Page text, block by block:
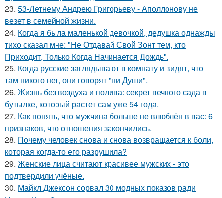
23. 53-Летнему Андрею Григорьеву - Аполлонову не
везет в семейной жизни.
24. Когда я была маленькой девочкой, дедушка однажды
тихо сказал мне: "Не Отдавай Свой Зонт тем, кто
Приходит, Только Когда Начинается Дождь".
25. Когда русские заглядывают в комнату и видят, что
там никого нет, они говорят "ни Души".
26. Жизнь без воздуха и полива: секрет вечного сада в
бутылке, который растет сам уже 54 года.
27. Как понять, что мужчина больше не влюблён в вас: 6
признаков, что отношения закончились.
28. Почему человек снова и снова возвращается к боли,
которая когда-то его разрушила?
29. Женские лица считают красивее мужских - это
подтвердили учёные.
30. Майкл Джексон сорвал 30 модных показов ради